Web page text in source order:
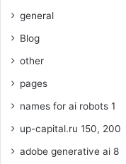
general
Blog
other
pages
names for ai robots 1
up-capital.ru 150, 200
adobe generative ai 8